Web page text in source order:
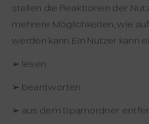
stellen die Reaktionen der
mehrere Möglichkeiten, wie
werden kann. Ein Nutzer kann
➢ lesen
➢ beantworten
➢ aus dem Spamordner